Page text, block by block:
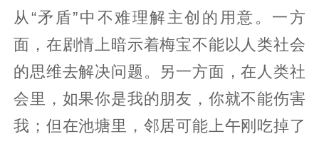
从“矛盾”中不难理解主创的用意。一方
面，在剧情上暗示着梅宝不能以人类社会
的思维去解决问题。另一方面，在人类社
会里，如果你是我的朋友，你就不能伤害
我；但在池塘里，邻居可能上午刚吃掉了